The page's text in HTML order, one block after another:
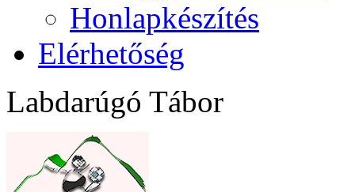
Honlapkészítés
Elérhetőség
Labdarúgó Tábor